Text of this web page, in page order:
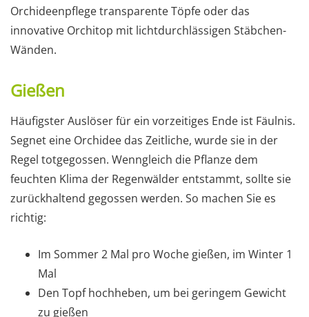
Orchideenpflege transparente Töpfe oder das
innovative Orchitop mit lichtdurchlässigen Stäbchen-
Wänden.
Gießen
Häufigster Auslöser für ein vorzeitiges Ende ist Fäulnis.
Segnet eine Orchidee das Zeitliche, wurde sie in der
Regel totgegossen. Wenngleich die Pflanze dem
feuchten Klima der Regenwälder entstammt, sollte sie
zurückhaltend gegossen werden. So machen Sie es
richtig:
Im Sommer 2 Mal pro Woche gießen, im Winter 1
Mal
Den Topf hochheben, um bei geringem Gewicht
zu gießen